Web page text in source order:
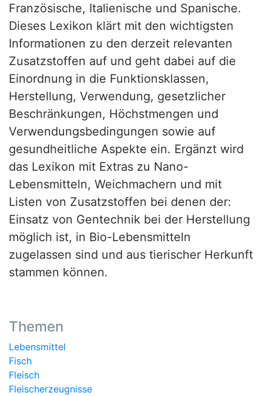
Französische, Italienische und Spanische.
Dieses Lexikon klärt mit den wichtigsten
Informationen zu den derzeit relevanten
Zusatzstoffen auf und geht dabei auf die
Einordnung in die Funktionsklassen,
Herstellung, Verwendung, gesetzlicher
Beschränkungen, Höchstmengen und
Verwendungsbedingungen sowie auf
gesundheitliche Aspekte ein. Ergänzt wird
das Lexikon mit Extras zu Nano-
Lebensmitteln, Weichmachern und mit
Listen von Zusatzstoffen bei denen der:
Einsatz von Gentechnik bei der Herstellung
möglich ist, in Bio-Lebensmitteln
zugelassen sind und aus tierischer Herkunft
stammen können.
Themen
Lebensmittel
Fisch
Fleisch
Fleischerzeugnisse